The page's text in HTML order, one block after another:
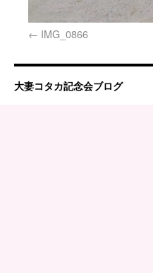
IMG_0866
大妻コタカ記念会ブログ